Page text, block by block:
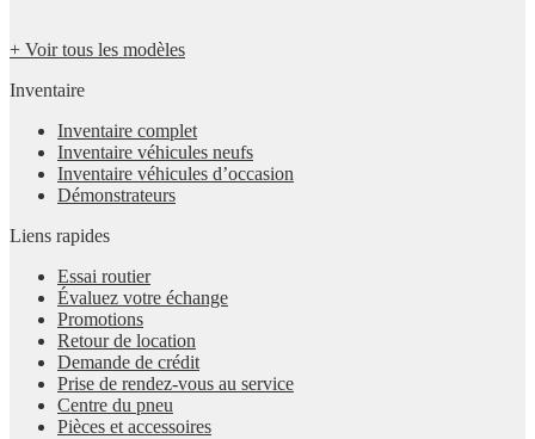
+ Voir tous les modèles
Inventaire
Inventaire complet
Inventaire véhicules neufs
Inventaire véhicules d’occasion
Démonstrateurs
Liens rapides
Essai routier
Évaluez votre échange
Promotions
Retour de location
Demande de crédit
Prise de rendez-vous au service
Centre du pneu
Pièces et accessoires